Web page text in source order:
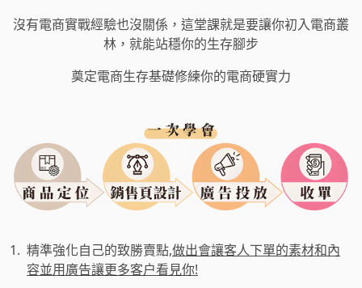
沒有電商實戰經驗也沒關係，這堂課就是要讓你初入電商叢
林，就能站穩你的生存腳步
奠定電商生存基礎修練你的電商硬實力
1. 精準強化自己的致勝賣點,做出會讓客人下單的素材和內
容並用廣告讓更多客户看見你!